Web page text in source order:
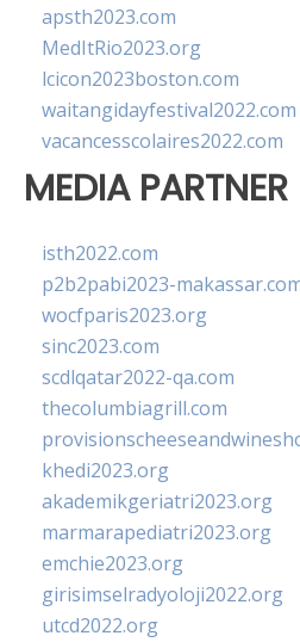
apsth2023.com
MedItRio2023.org
lcicon2023boston.com
waitangidayfestival2022.com
vacancesscolaires2022.com
MEDIA PARTNER
isth2022.com
p2b2pabi2023-
wocfparis2023.org
sinc2023.com
scdlqatar2022-qa.com
thecolumbiagrill.com
khedi2023.org
akademikgeriatri2023.org
marmarapediatri2023.org
emchie2023.org
girisimselradyoloji2022.org
utcd2022.org